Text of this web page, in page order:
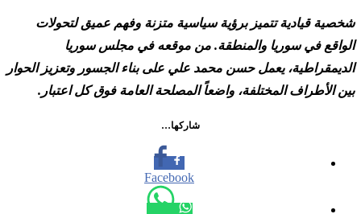
شخصية قيادية تتميز برؤية سياسية متزنة وفهم عميق لتحولات
الواقع في سوريا والمنطقة. من موقعه في مجلس سوريا
الديمقراطية، يعمل حسن محمد علي على بناء الجسور وتعزيز الحوار
بين الأطراف المختلفة، واضعاً المصلحة العامة فوق كل اعتبار.
شاركها…
Facebook